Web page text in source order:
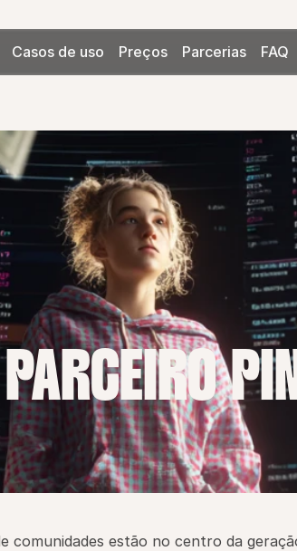
Casos de uso Preços Parcerias FAQ
comunidades estão no centro da